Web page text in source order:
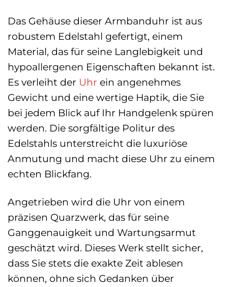
Das Gehäuse dieser Armbanduhr ist aus
robustem Edelstahl gefertigt, einem
Material, das für seine Langlebigkeit und
hypoallergenen Eigenschaften bekannt ist.
Es verleiht der Uhr ein angenehmes
Gewicht und eine wertige Haptik, die Sie
bei jedem Blick auf Ihr Handgelenk spüren
werden. Die sorgfältige Politur des
Edelstahls unterstreicht die luxuriöse
Anmutung und macht diese Uhr zu einem
echten Blickfang.
Angetrieben wird die Uhr von einem
präzisen Quarzwerk, das für seine
Ganggenauigkeit und Wartungsarmut
geschätzt wird. Dieses Werk stellt sicher,
dass Sie stets die exakte Zeit ablesen
können, ohne sich Gedanken über